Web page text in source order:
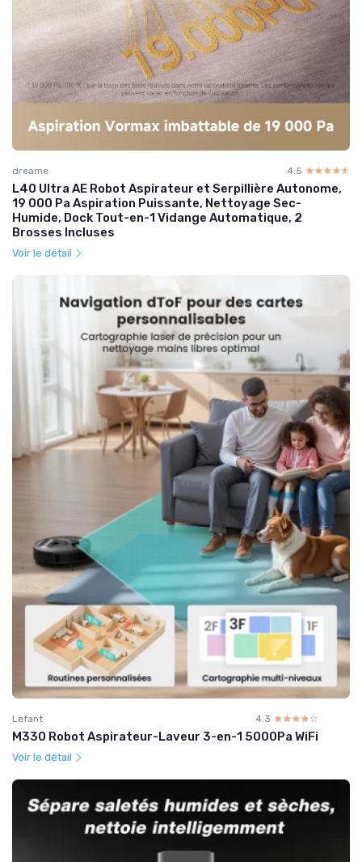
dreame 4.5 ☆☆☆☆☆
★★★★★
L40 Ultra AE Robot Aspirateur et Serpillière Autonome,
19 000 Pa Aspiration Puissante, Nettoyage Sec-
Humide, Dock Tout-en-1 Vidange Automatique, 2
Brosses Incluses
Voir le détail
Lefant 4.3 ☆☆☆☆☆
★★★★★
M330 Robot Aspirateur-Laveur 3-en-1 5000Pa WiFi
Voir le détail